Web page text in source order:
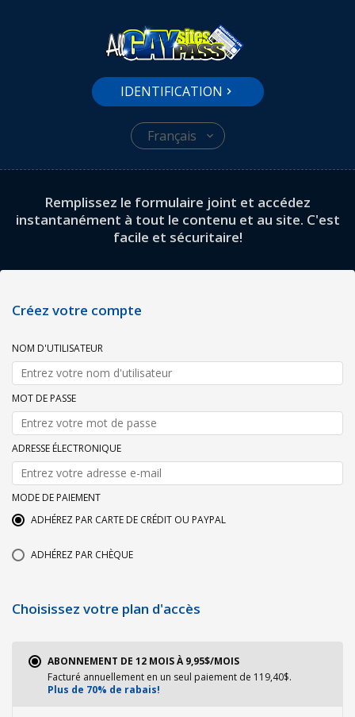
Français
IDENTIFICATION
Remplissez le formulaire joint et accédez
instantanément à tout le contenu et au site. C'est
facile et sécuritaire!
Créez votre compte
NOM D'UTILISATEUR
MOT DE PASSE
ADRESSE ÉLECTRONIQUE
MODE DE PAIEMENT
ADHÉREZ PAR CARTE DE CRÉDIT OU PAYPAL
ADHÉREZ PAR CHÈQUE
Choisissez votre plan d'accès
ABONNEMENT DE 12 MOIS À 9,95$/MOIS
Facturé annuellement en un seul paiement de 119,40$.
Plus de 70% de rabais!